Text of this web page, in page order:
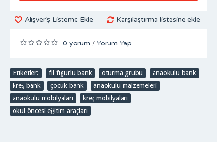
Alışveriş Listeme Ekle Karşılaştırma listesine ekle
0 yorum / Yorum Yap
Etiketler: fil figürlü bank oturma grubu anaokulu bank
kreş bank
çocuk bank anaokulu malzemeleri
anaokulu mobilyaları
kreş mobilyaları
okul öncesi eğitim araçları